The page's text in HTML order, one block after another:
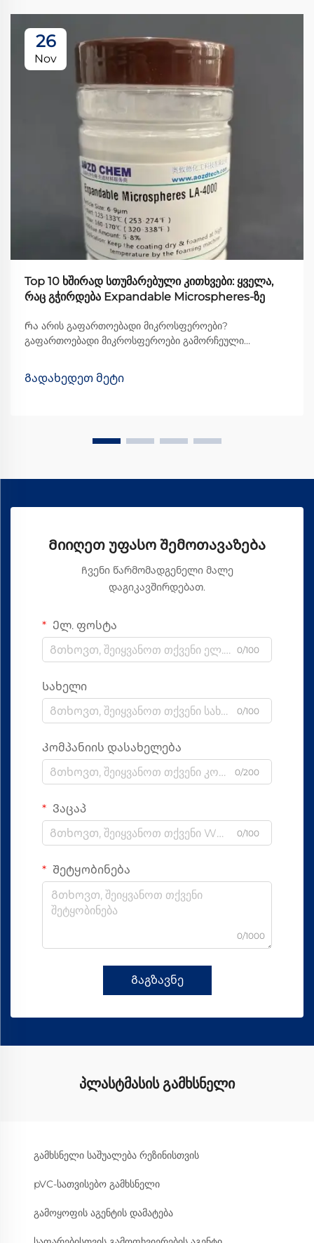
26
Nov
Top 10 ხშირად სთუმარებული კითხვები: ყველა,
რაც გჭირდება Expandable Microspheres-ზე
Რა არის გაფართოებადი მიკროსფეროები?
გაფართოებადი მიკროსფეროები გამორჩეული
ორთქლისებური ბურთულებისგან, რომლებიც თბობის
მოქმედებისას მნიშვნელოვნად იზრდებიან. მათი
Გადახედეთ მეტი
Მიიღეთ უფასო შემოთავაზება
Ჩვენი წარმომადგენელი მალე
დაგიკავშირდებათ.
Ელ. ფოსტა
0/100
Სახელი
0/100
Კომპანიის დასახელება
0/200
Ვაცაპ
0/100
Შეტყობინება
0/1000
Გაგზავნე
პლასტმასის გამხსნელი
გამხსნელი საშუალება რეზინისთვის
pVC-სათვისებო გამხსნელი
გამოყოფის აგენტის დამატება